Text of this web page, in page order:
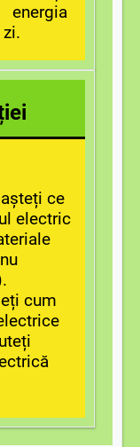
ce
electric
cum